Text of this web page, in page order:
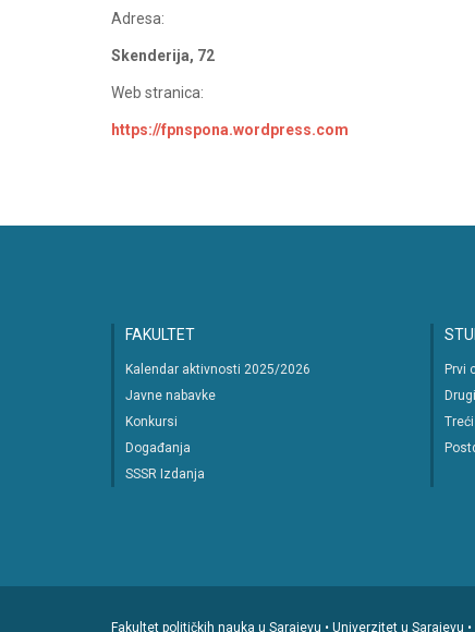
Adresa:
Skenderija, 72
Web stranica:
https://fpnspona.wordpress.com
FAKULTET
Kalendar aktivnosti 2025/2026
Javne nabavke
Konkursi
Događanja
SSSR Izdanja
Prvi
Fakultet političkih nauka u Sarajevu • Univerzitet u Sarajevu